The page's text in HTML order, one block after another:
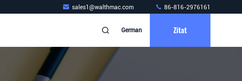
sales1@walthmac.com 86-816-2976161
German Zitat